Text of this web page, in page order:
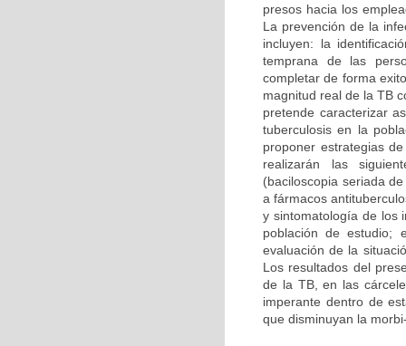
presos hacia los
La prevención de la
incluyen: la
temprana de las
completar de forma
magnitud real de la TB
pretende caracterizar
tuberculosis en la
proponer estrategias
realizarán las
(baciloscopia seriada
a fármacos
y sintomatología de los
población de estudio;
evaluación de la
Los resultados del
de la TB, en las
imperante dentro de
que disminuyan la